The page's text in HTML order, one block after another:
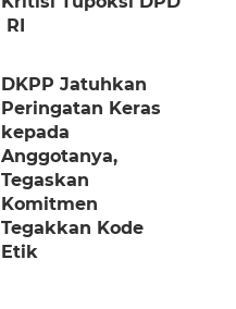
RI
DKPP Jatuhkan
Peringatan Keras
kepada
Anggotanya,
Tegaskan
Komitmen
Tegakkan Kode
Etik